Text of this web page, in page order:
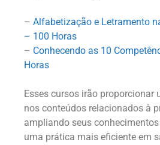
– Alfabetização e Letramento
– 100 Horas
– Conhecendo as 10
Horas
Esses cursos irão
nos conteúdos relacionados à
ampliando seus
uma prática mais eficiente em